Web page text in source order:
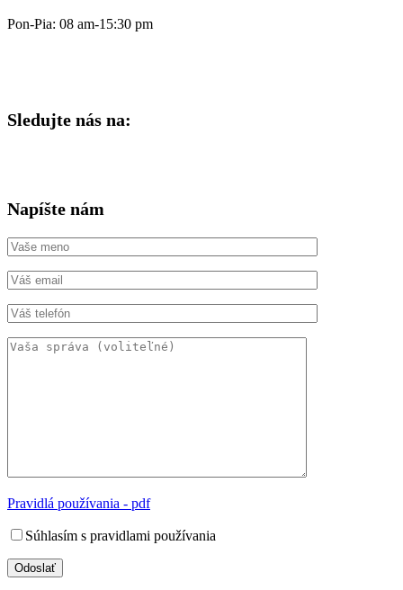
Pon-Pia: 08 am-15:30 pm
Sledujte nás na:
Napíšte nám
Pravidlá používania - pdf
Súhlasím s pravidlami používania